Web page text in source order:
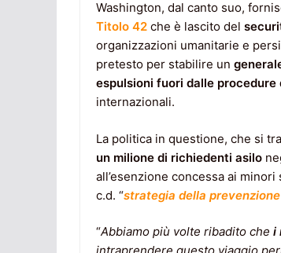
Washington, dal canto suo,
Titolo 42 che è lascito del
organizzazioni umanitarie e
pretesto per stabilire un
espulsioni fuori dalle procedure
internazionali.
La politica in questione, che si
un milione di richiedenti asilo
all’esenzione concessa ai
c.d. “strategia della
“Abbiamo più volte ribadito che i